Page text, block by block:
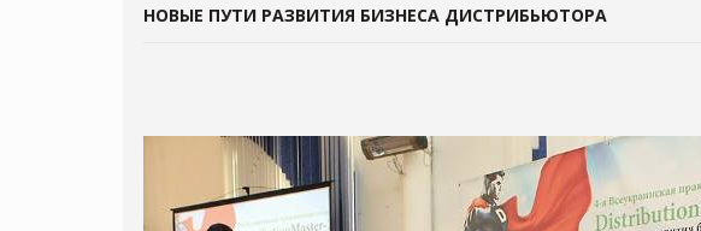
НОВЫЕ ПУТИ РАЗВИТИЯ БИЗНЕСА ДИСТРИБЬЮТОРА